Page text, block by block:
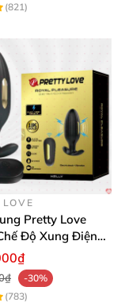
(821)
LOVE
Pretty Love
Độ Xung Điện
-30%
(783)